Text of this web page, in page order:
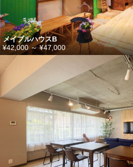
メイプルハウスB
¥42,000～¥47,000